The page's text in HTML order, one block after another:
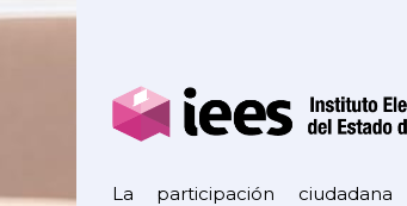
La participación